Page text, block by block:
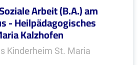
Arbeit (B.A.) am
- Heilpädagogisches
Kalzhofen
Kinderheim St. Maria